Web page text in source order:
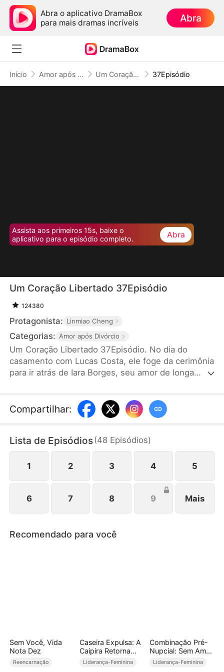
Abra o aplicativo DramaBox
para mais dramas incríveis
Abra
Início Amor após Divórcio Um Coração Libertado 37Episódio
Assista aos primeiros 15s, baixe o
aplicativo para o episódio completo.
Abra
Um Coração Libertado 37Episódio
124380
Protagonista: Linmiao Cheng
Categorias: Amor após Divórcio
Um Coração Libertado 37Episódio. No dia do
casamento com Lucas Costa, ele foge da cerimônia
para ir atrás de Iara Borges, seu amor de longa
conjugal. No entanto, após o ocorrido, Lucas Costa
se arrepende profundamente, mas já é tarde
Compartilhar:
Lista de Episódios(48 Episódios)
1 2 3 4 5
6 7 8 9 Mais
Recomendado para você
Sem Você, Vida
Nota Dez
Reencarnação
Caseira Expulsa: A
Caipira Retorna
Vitoriosa (Dublado)
Liderança-Feminina
Combinação Pré-
Nupcial: Sem Amor,
Sem Dano
Liderança-Feminina